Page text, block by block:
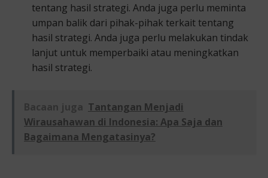
tentang hasil strategi. Anda juga perlu meminta
umpan balik dari pihak-pihak terkait tentang
hasil strategi. Anda juga perlu melakukan tindak
lanjut untuk memperbaiki atau meningkatkan
hasil strategi.
Bacaan juga Tantangan Menjadi
Wirausahawan di Indonesia: Apa Saja dan
Bagaimana Mengatasinya?